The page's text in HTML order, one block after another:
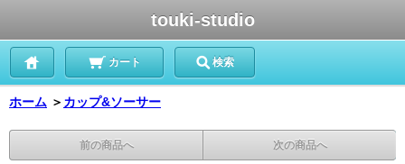
touki-studio
カート 検索
ホーム ＞ カップ&ソーサー
前の商品へ 次の商品へ